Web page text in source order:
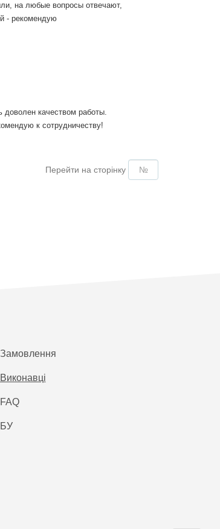
на любые вопросы отвечают,
- рекомендую
доволен качеством работы.
к сотрудничеству!
Перейти на сторінку
Замовлення
Виконавці
FAQ
БУ